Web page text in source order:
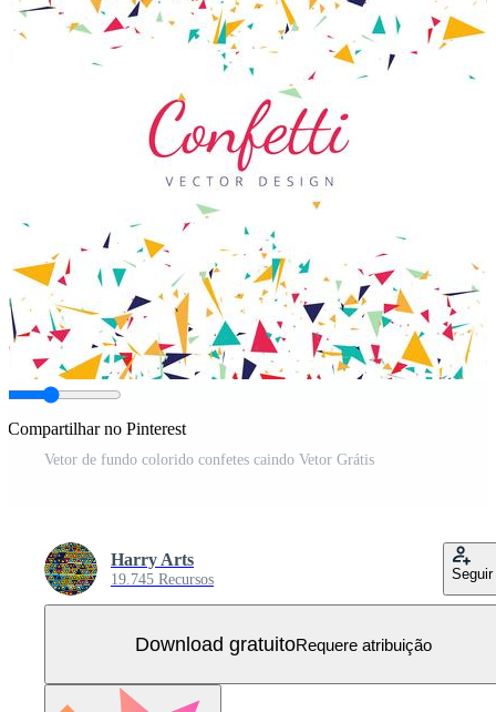
Compartilhar no Pinterest
Vetor de fundo colorido confetes caindo Vetor Grátis
Harry Arts
19.745 Recursos Seguir
Download gratuitoRequere atribuição